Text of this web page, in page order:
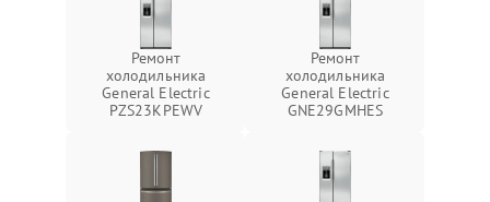
Ремонт
холодильника
General Electric
PZS23KPEWV
Ремонт
холодильника
General Electric
GNE29GMHES